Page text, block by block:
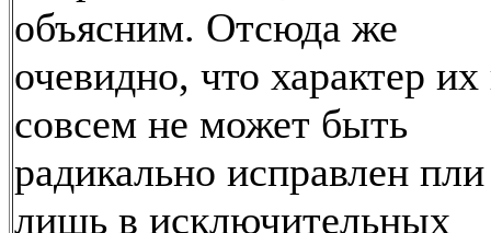
объясним. Отсюда же
очевидно, что характер
совсем не может быть
радикально исправлен пли
лишь в исключительных